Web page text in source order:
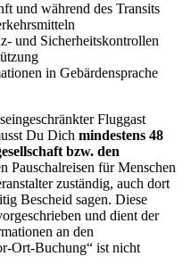
und während des Transits
und Sicherheitskontrollen
in Gebärdensprache
Fluggast
Du Dich mindestens 48
bzw. den
Pauschalreisen für Menschen
zuständig, auch dort
Bescheid sagen. Diese
und dient der
an den
Ort-Buchung“ ist nicht